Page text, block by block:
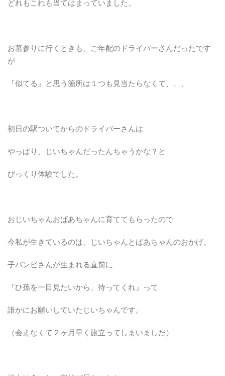
どれもこれも当てはまっていました。
お墓参りに行くときも、ご年配のドライバーさんだったです
が
『似てる』と思う箇所は１つも見当たらなくて、、、
初日の駅ついてからのドライバーさんは
やっぱり、じいちゃんだったんちゃうかな？と
びっくり体験でした。
おじいちゃんおばあちゃんに育ててもらったので
今私が生きているのは、じいちゃんとばあちゃんのおかげ。
子バンビさんが生まれる直前に
『ひ孫を一目見たいから、待ってくれ』って
誰かにお願いしていたじいちゃんです。
（会えなくて２ヶ月早く旅立ってしまいました）